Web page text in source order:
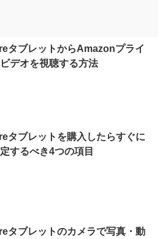
タブレットからAmazonプライ
デオを視聴する方法
タブレットを購入したらすぐに
するべき4つの項目
タブレットのカメラで写真・動